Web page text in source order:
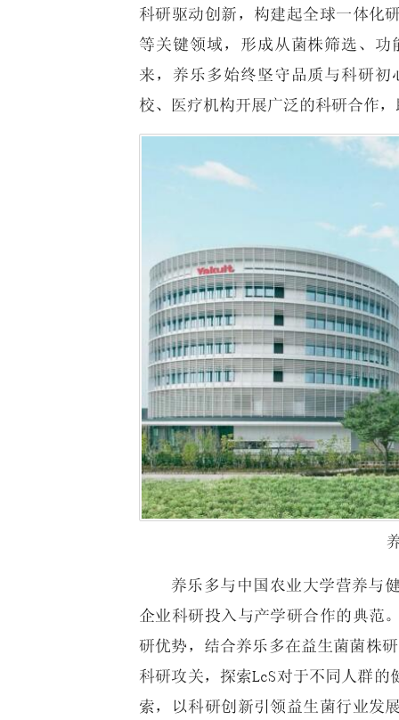
科研驱动创新，构建起全球一体化
等关键领域，形成从菌株筛选、
来，养乐多始终坚守品质与科研
校、医疗机构开展广泛的科研合作
养乐多与中国农业大学营养与
企业科研投入与产学研合作的典范
研优势，结合养乐多在益生菌菌株
科研攻关，探索LcS对于不同人群
索，以科研创新引领益生菌行业发